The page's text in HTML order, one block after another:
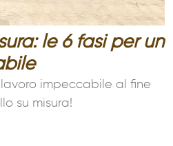
le 6 fasi per un
impeccabile al fine
su misura!